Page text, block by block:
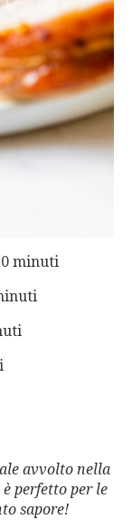
minuti
avvolto nella
perfetto per le
sapore!